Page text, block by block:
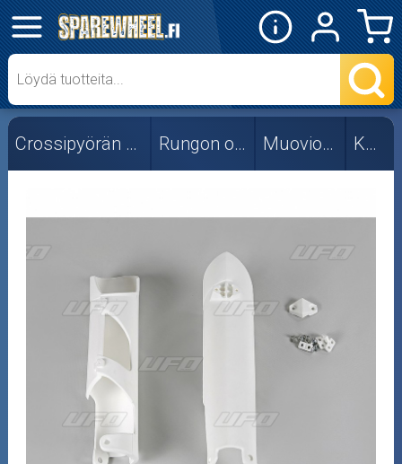
✕
Mopon osat
Skootterin osat
Crossipyörän osat
Moottoripyörän osat
Moottorikelkan osat
Mopoauton osat
Mönkijän osat
Puutarha ja metsä
Ajovarusteet
Crossipyörän osat Rungon osat Muoviosat KTM